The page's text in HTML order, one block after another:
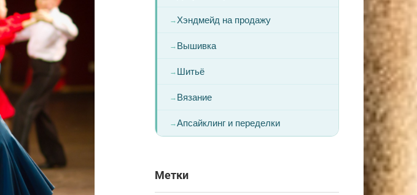
Хэндмейд на продажу
Вышивка
Шитьё
Вязание
Апсайклинг и переделки
Метки